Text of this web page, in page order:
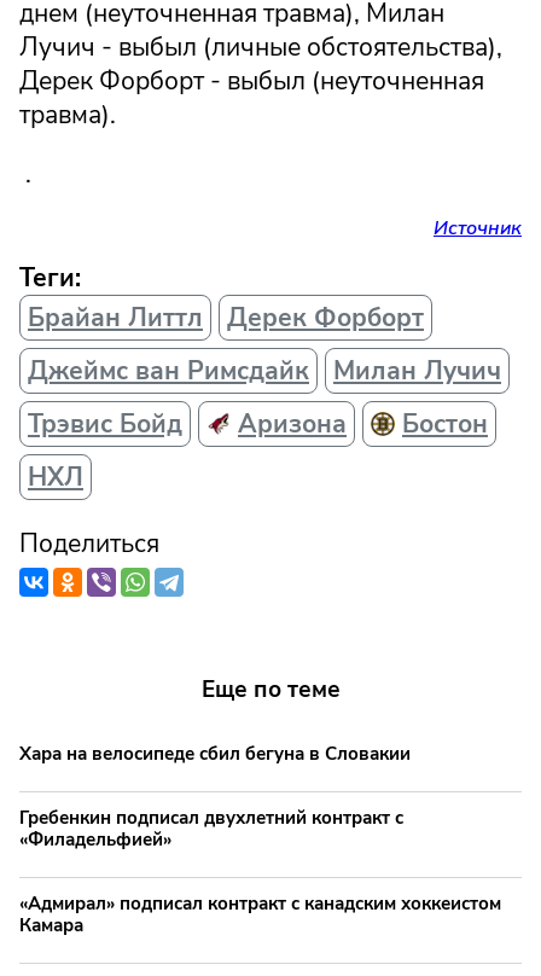
днем (неуточненная травма), Милан
Лучич - выбыл (личные обстоятельства),
Дерек Форборт - выбыл (неуточненная
травма).
.
Источник
Теги:
Брайан Литтл
Дерек Форборт
Джеймс ван Римсдайк
Милан Лучич
Трэвис Бойд
Аризона
Бостон
НХЛ
Поделиться
Еще по теме
Хара на велосипеде сбил бегуна в Словакии
Гребенкин подписал двухлетний контракт с
«Филадельфией»
«Адмирал» подписал контракт с канадским хоккеистом
Камара